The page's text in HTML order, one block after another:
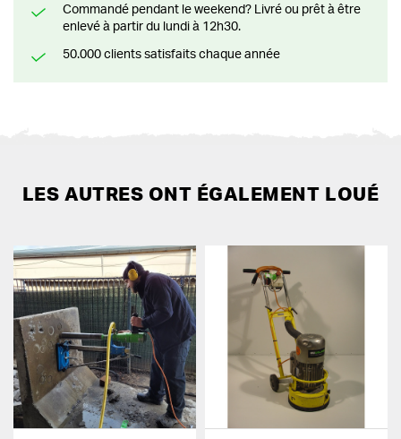
Commandé pendant le weekend? Livré ou prêt à être
enlevé à partir du lundi à 12h30.
50.000 clients satisfaits chaque année
LES AUTRES ONT ÉGALEMENT LOUÉ